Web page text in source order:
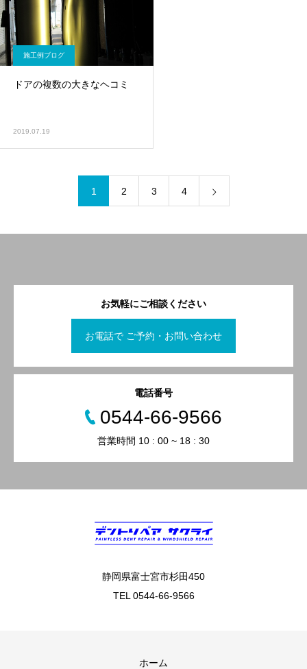
施工例ブログ
ドアの複数の大きなヘコミ
2019.07.19
1 2 3 4
お気軽にご相談ください
お電話で ご予約・お問い合わせ
電話番号
0544-66-9566
営業時間 10 : 00 ~ 18 : 30
静岡県富士宮市杉田450
TEL 0544-66-9566
ホーム